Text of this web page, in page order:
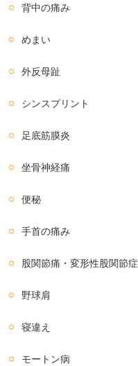
背中の痛み
めまい
外反母趾
シンスプリント
足底筋膜炎
坐骨神経痛
便秘
手首の痛み
股関節痛・変形性股関節症
野球肩
寝違え
モートン病